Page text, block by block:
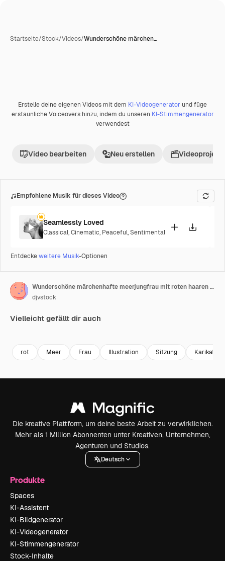
Startseite/Stock/Videos/Wunderschöne märchen…
Premium
Erstelle deine eigenen Videos mit dem KI-Videogenerator und füge
erstaunliche Voiceovers hinzu, indem du unseren KI-Stimmengenerator
verwendest
Video bearbeiten Neu erstellen Videoprojekt
Empfohlene Musik für dieses Video
Seamlessly Loved
Classical,Cinematic, Peaceful,Sentimental
Entdeckeweitere Musik-Optionen
Wunderschöne märchenhafte meerjungfrau mit roten haaren animation
djvstock
Vielleicht gefällt dir auch
rot Meer Frau Illustration Sitzung Karikatur
Die kreative Plattform, um deine beste Arbeit zu verwirklichen.
Mehr als 1 Million Abonnenten unter Kreativen, Unternehmen,
Agenturen und Studios.
Deutsch
Produkte
Spaces
KI-Assistent
KI-Bildgenerator
KI-Videogenerator
KI-Stimmengenerator
Stock-Inhalte